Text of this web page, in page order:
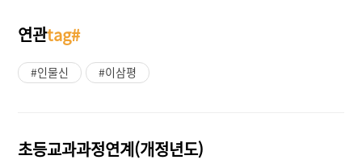
연관tag#
#인물신 #이삼평
초등교과과정연계(개정년도)